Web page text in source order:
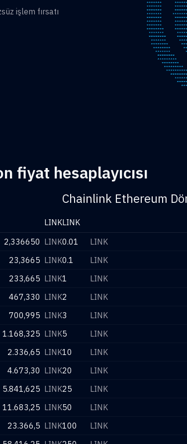
işlem fırsatı
fiyat hesaplayıcısı
LINK
2,336650 LINK
23,3665 LINK
233,665 LINK
467,330 LINK
700,995 LINK
1.168,325 LINK
2.336,65 LINK
4.673,30 LINK
5.841,625 LINK
11.683,25 LINK
23.366,5 LINK
Chainlink Ethereum
LINK
0.01
LINK
0.1
LINK
1
LINK
2
LINK
3
LINK
5
LINK
10
LINK
20
LINK
25
LINK
50
LINK
100
LINK